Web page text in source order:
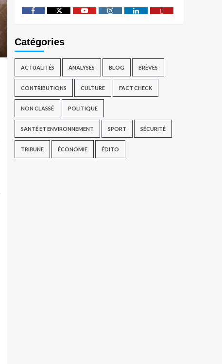
Catégories
ACTUALITÉS ANALYSES BLOG BRÈVES
CONTRIBUTIONS CULTURE FACT CHECK
NON CLASSÉ POLITIQUE
SANTÉ ET ENVIRONNEMENT SPORT SÉCURITÉ
TRIBUNE ÉCONOMIE ÉDITO